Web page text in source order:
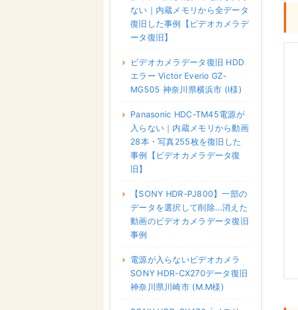
ない｜内蔵メモリから全データ
復旧した事例【ビデオカメラデ
ータ復旧】
ビデオカメラデータ復旧 HDD
エラー Victor Everio GZ-
MG505 神奈川県横浜市 (I様)
Panasonic HDC-TM45電源が
入らない｜内蔵メモリから動画
28本・写真255枚を復旧した
事例【ビデオカメラデータ復
旧】
【SONY HDR-PJ800】一部の
データを選択して削除…消えた
動画のビデオカメラデータ復旧
事例
電源が入らないビデオカメラ
SONY HDR-CX270データ復旧
神奈川県川崎市 (M.M様)